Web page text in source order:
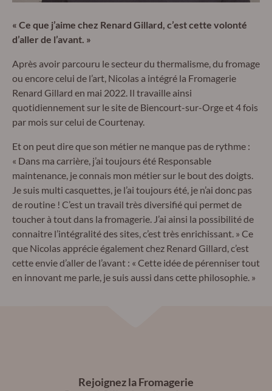
« Ce que j’aime chez Renard Gillard, c’est cette volonté
d’aller de l’avant. »
Après avoir parcouru le secteur du thermalisme, du fromage
ou encore celui de l’art, Nicolas a intégré la Fromagerie
Renard Gillard en mai 2022. Il travaille ainsi
quotidiennement sur le site de Biencourt-sur-Orge et 4 fois
par mois sur celui de Courtenay.
Et on peut dire que son métier ne manque pas de rythme :
« Dans ma carrière, j’ai toujours été Responsable
maintenance, je connais mon métier sur le bout des doigts.
Je suis multi casquettes, je l’ai toujours été, je n’ai donc pas
de routine ! C’est un travail très diversifié qui permet de
toucher à tout dans la fromagerie. J’ai ainsi la possibilité de
connaitre l’intégralité des sites, c’est très enrichissant. » Ce
que Nicolas apprécie également chez Renard Gillard, c’est
cette envie d’aller de l’avant : « Cette idée de pérenniser tout
en innovant me parle, je suis aussi dans cette philosophie. »
Rejoignez la Fromagerie